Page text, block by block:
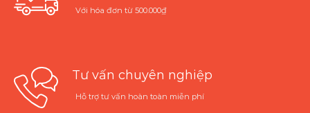
Với hóa đơn từ 500.000₫
Tư vấn chuyên nghiệp
Hỗ trợ tư vấn hoàn toàn miễn phí